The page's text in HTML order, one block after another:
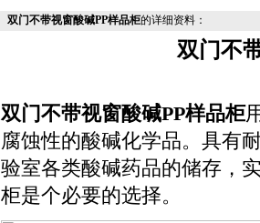
双门不带视窗酸碱PP样品柜的详细资料：
双门不
双门不带视窗酸碱PP样品柜
腐蚀性的酸碱化学品。具有
验室各类酸碱药品的储存，
柜是个必要的选择。